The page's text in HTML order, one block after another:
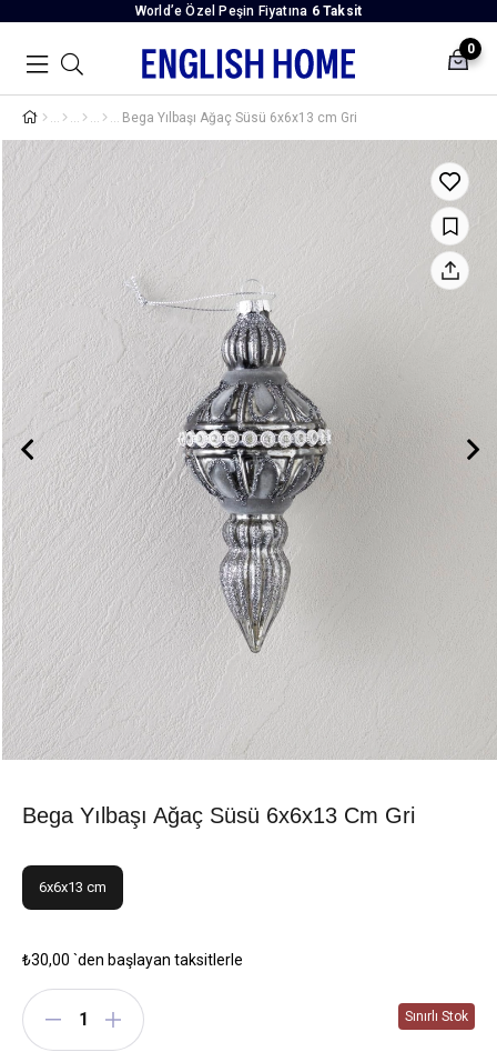
World’e Özel Peşin Fiyatına 6 Taksit
0
Bega Yılbaşı Ağaç Süsü 6x6x13 cm Gri
Bega Yılbaşı Ağaç Süsü 6x6x13 Cm Gri
6x6x13 cm
₺30,00 `den başlayan taksitlerle